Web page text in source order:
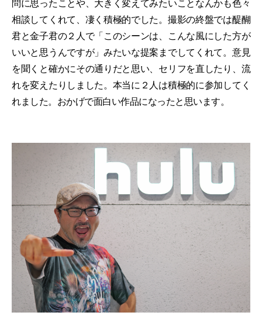
問に思ったことや、大きく変えてみたいことなんかも色々
相談してくれて、凄く積極的でした。撮影の終盤では醍醐
君と金子君の２人で「このシーンは、こんな風にした方が
いいと思うんですが」みたいな提案までしてくれて。意見
を聞くと確かにその通りだと思い、セリフを直したり、流
れを変えたりしました。本当に２人は積極的に参加してく
れました。おかげで面白い作品になったと思います。